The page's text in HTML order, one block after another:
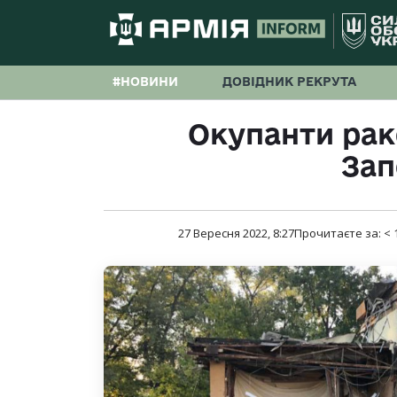
#НОВИНИ ДОВІДНИК РЕКРУТА
Окупанти
27 Вересня 2022, 8:27Прочитаєте за: <